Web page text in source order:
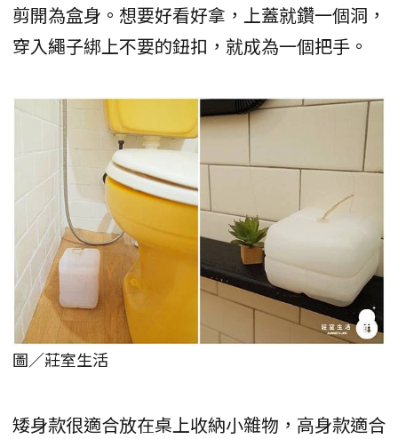
剪開為盒身。想要好看好拿，上蓋就鑽一個洞，
穿入繩子綁上不要的鈕扣，就成為一個把手。
圖／莊室生活
矮身款很適合放在桌上收納小雜物，高身款適合